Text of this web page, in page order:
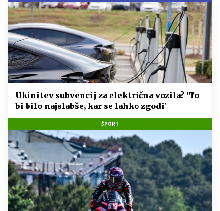
Ukinitev subvencij za električna vozila? 'To
bi bilo najslabše, kar se lahko zgodi'
ŠPORT